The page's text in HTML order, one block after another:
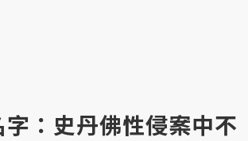
：史丹佛性侵案中不